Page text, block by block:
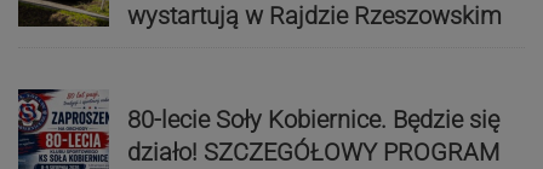
wystartują w Rajdzie Rzeszowskim
80-lecie Soły Kobiernice. Będzie się
działo! SZCZEGÓŁOWY PROGRAM